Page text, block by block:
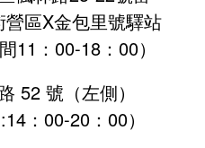
X金包里號驛站
00-18：00）
52 號（左側）
14：00-20：00）